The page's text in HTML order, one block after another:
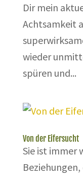
Dir mein
Achtsamkeit
wieder
spüren und...
Von der Eifersucht
Sie ist immer